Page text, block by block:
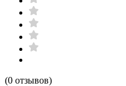
(0 отзывов)